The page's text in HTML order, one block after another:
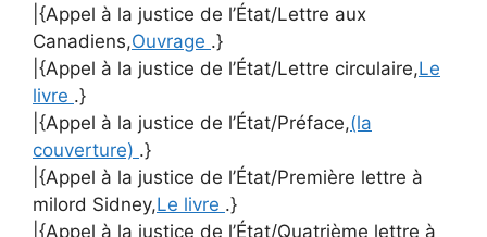
|{Appel à la justice de l’État/Lettre aux
Canadiens,Ouvrage .}
|{Appel à la justice de l’État/Lettre circulaire,Le
livre .}
|{Appel à la justice de l’État/Préface,(la
couverture) .}
|{Appel à la justice de l’État/Première lettre à
milord Sidney,Le livre .}
|{Appel à la justice de l’État/Quatrième lettre à